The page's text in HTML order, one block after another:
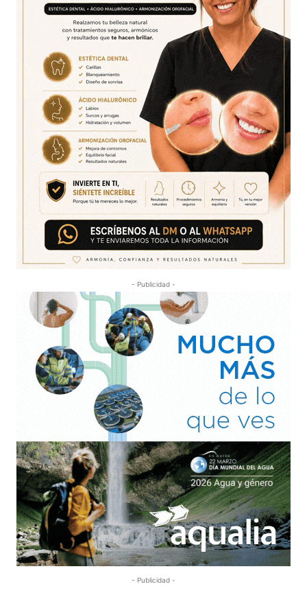
- Publicidad -
- Publicidad -